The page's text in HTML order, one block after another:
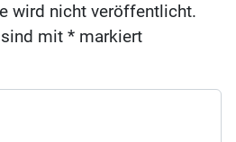
wird nicht veröffentlicht.
mit * markiert